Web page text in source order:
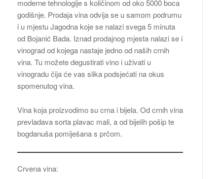
moderne tehnologije s količinom od oko 5000 boca
godišnje. Prodaja vina odvija se u samom podrumu
i u mjestu Jagodna koje se nalazi svega 5 minuta
od Bojanić Bada. Iznad prodajnog mjesta nalazi se i
vinograd od kojega nastaje jedno od naših crnih
vina. Tu možete degustirati vino i uživati u
vinogradu čija će vas slika podsjećati na okus
spomenutog vina.
Vina koja proizvodimo su crna i bijela. Od crnih vina
prevladava sorta plavac mali, a od bijelih pošip te
bogdanuša pomiješana s prčom.
Crvena vina: